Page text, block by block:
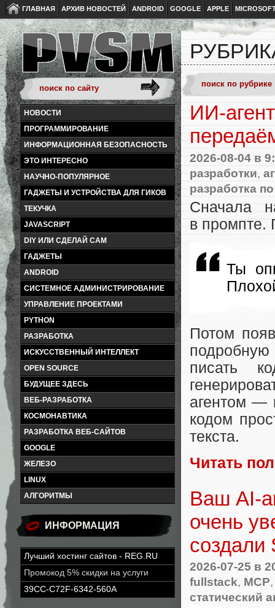
ГЛАВНАЯ АРХИВ НОВОСТЕЙ ANDROID GOOGLE APPLE
НОВОСТИ
ПРОГРАММИРОВАНИЕ
ИНФОРМАЦИОННАЯ БЕЗОПАСНОСТЬ
ЭТО ИНТЕРЕСНО
НАУЧНО-ПОПУЛЯРНОЕ
ГАДЖЕТЫ И УСТРОЙСТВА ДЛЯ ГИКОВ
ТЕКУЧКА
JAVASCRIPT
DIY ИЛИ СДЕЛАЙ САМ
ГАДЖЕТЫ
ANDROID
СИСТЕМНОЕ АДМИНИСТРИРОВАНИЕ
УПРАВЛЕНИЕ ПРОЕКТАМИ
PYTHON
РАЗРАБОТКА
ИСКУССТВЕННЫЙ ИНТЕЛЛЕКТ
OPEN SOURCE
БУДУЩЕЕ ЗДЕСЬ
ВЕБ-РАЗРАБОТКА
КОСМОНАВТИКА
РАЗРАБОТКА ВЕБ-САЙТОВ
GOOGLE
ЖЕЛЕЗО
LINUX
АЛГОРИТМЫ
ИНФОРМАЦИЯ
Лучший хостинг сайтов - REG.RU
Промокод 5% скидки на услуги
39CC-C72F-6342-560A
2026-08-04 в
разработки,
разработка по
Сначала
в промпте.
Ты
Потом
писать
агентом —
кодом
текста.
Читать
Ваш AI-
очень
создали
2026-07-25 в
fullstack, MCP
статический